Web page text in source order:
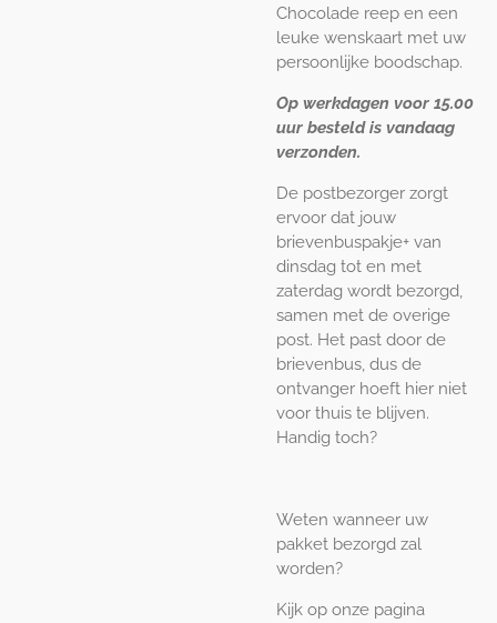
Chocolade reep en een
leuke wenskaart met uw
persoonlijke boodschap.
Op werkdagen voor 15.00
uur besteld is vandaag
verzonden.
De postbezorger zorgt
ervoor dat jouw
brievenbuspakje+ van
dinsdag tot en met
zaterdag wordt bezorgd,
samen met de overige
post. Het past door de
brievenbus, dus de
ontvanger hoeft hier niet
voor thuis te blijven.
Handig toch?
Weten wanneer uw
pakket bezorgd zal
worden?
Kijk op onze pagina